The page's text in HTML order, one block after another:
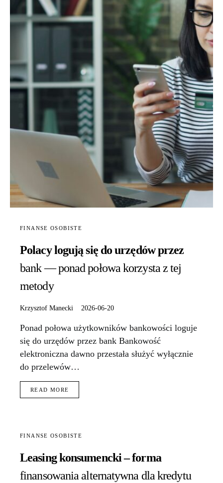
FINANSE OSOBISTE
Polacy logują się do urzędów przez
bank — ponad połowa korzysta z tej
metody
Krzysztof Manecki 2026-06-20
Ponad połowa użytkowników bankowości loguje
się do urzędów przez bank Bankowość
elektroniczna dawno przestała służyć wyłącznie
do przelewów…
READ MORE
FINANSE OSOBISTE
Leasing konsumencki – forma
finansowania alternatywna dla kredytu